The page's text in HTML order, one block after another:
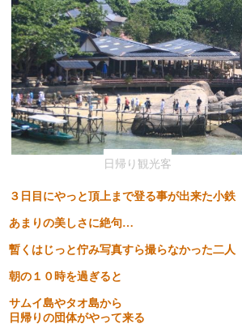
日帰り観光客
３日目にやっと頂上まで登る事が出来た小鉄
あまりの美しさに絶句…
暫くはじっと佇み写真すら撮らなかった二人
朝の１０時を過ぎると
サムイ島やタオ島から
日帰りの団体がやって来る